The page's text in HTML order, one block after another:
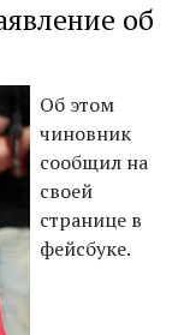
об
Об этом
чиновник
сообщил на
своей
странице в
фейсбуке.